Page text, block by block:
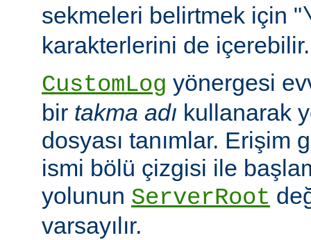
sekmeleri belirtmek için "
karakterlerini de içerebilir.
CustomLog yönergesi
bir takma adı kullanarak
dosyası tanımlar. Erişim
ismi bölü çizgisi ile
yolunun ServerRoot
varsayılır.